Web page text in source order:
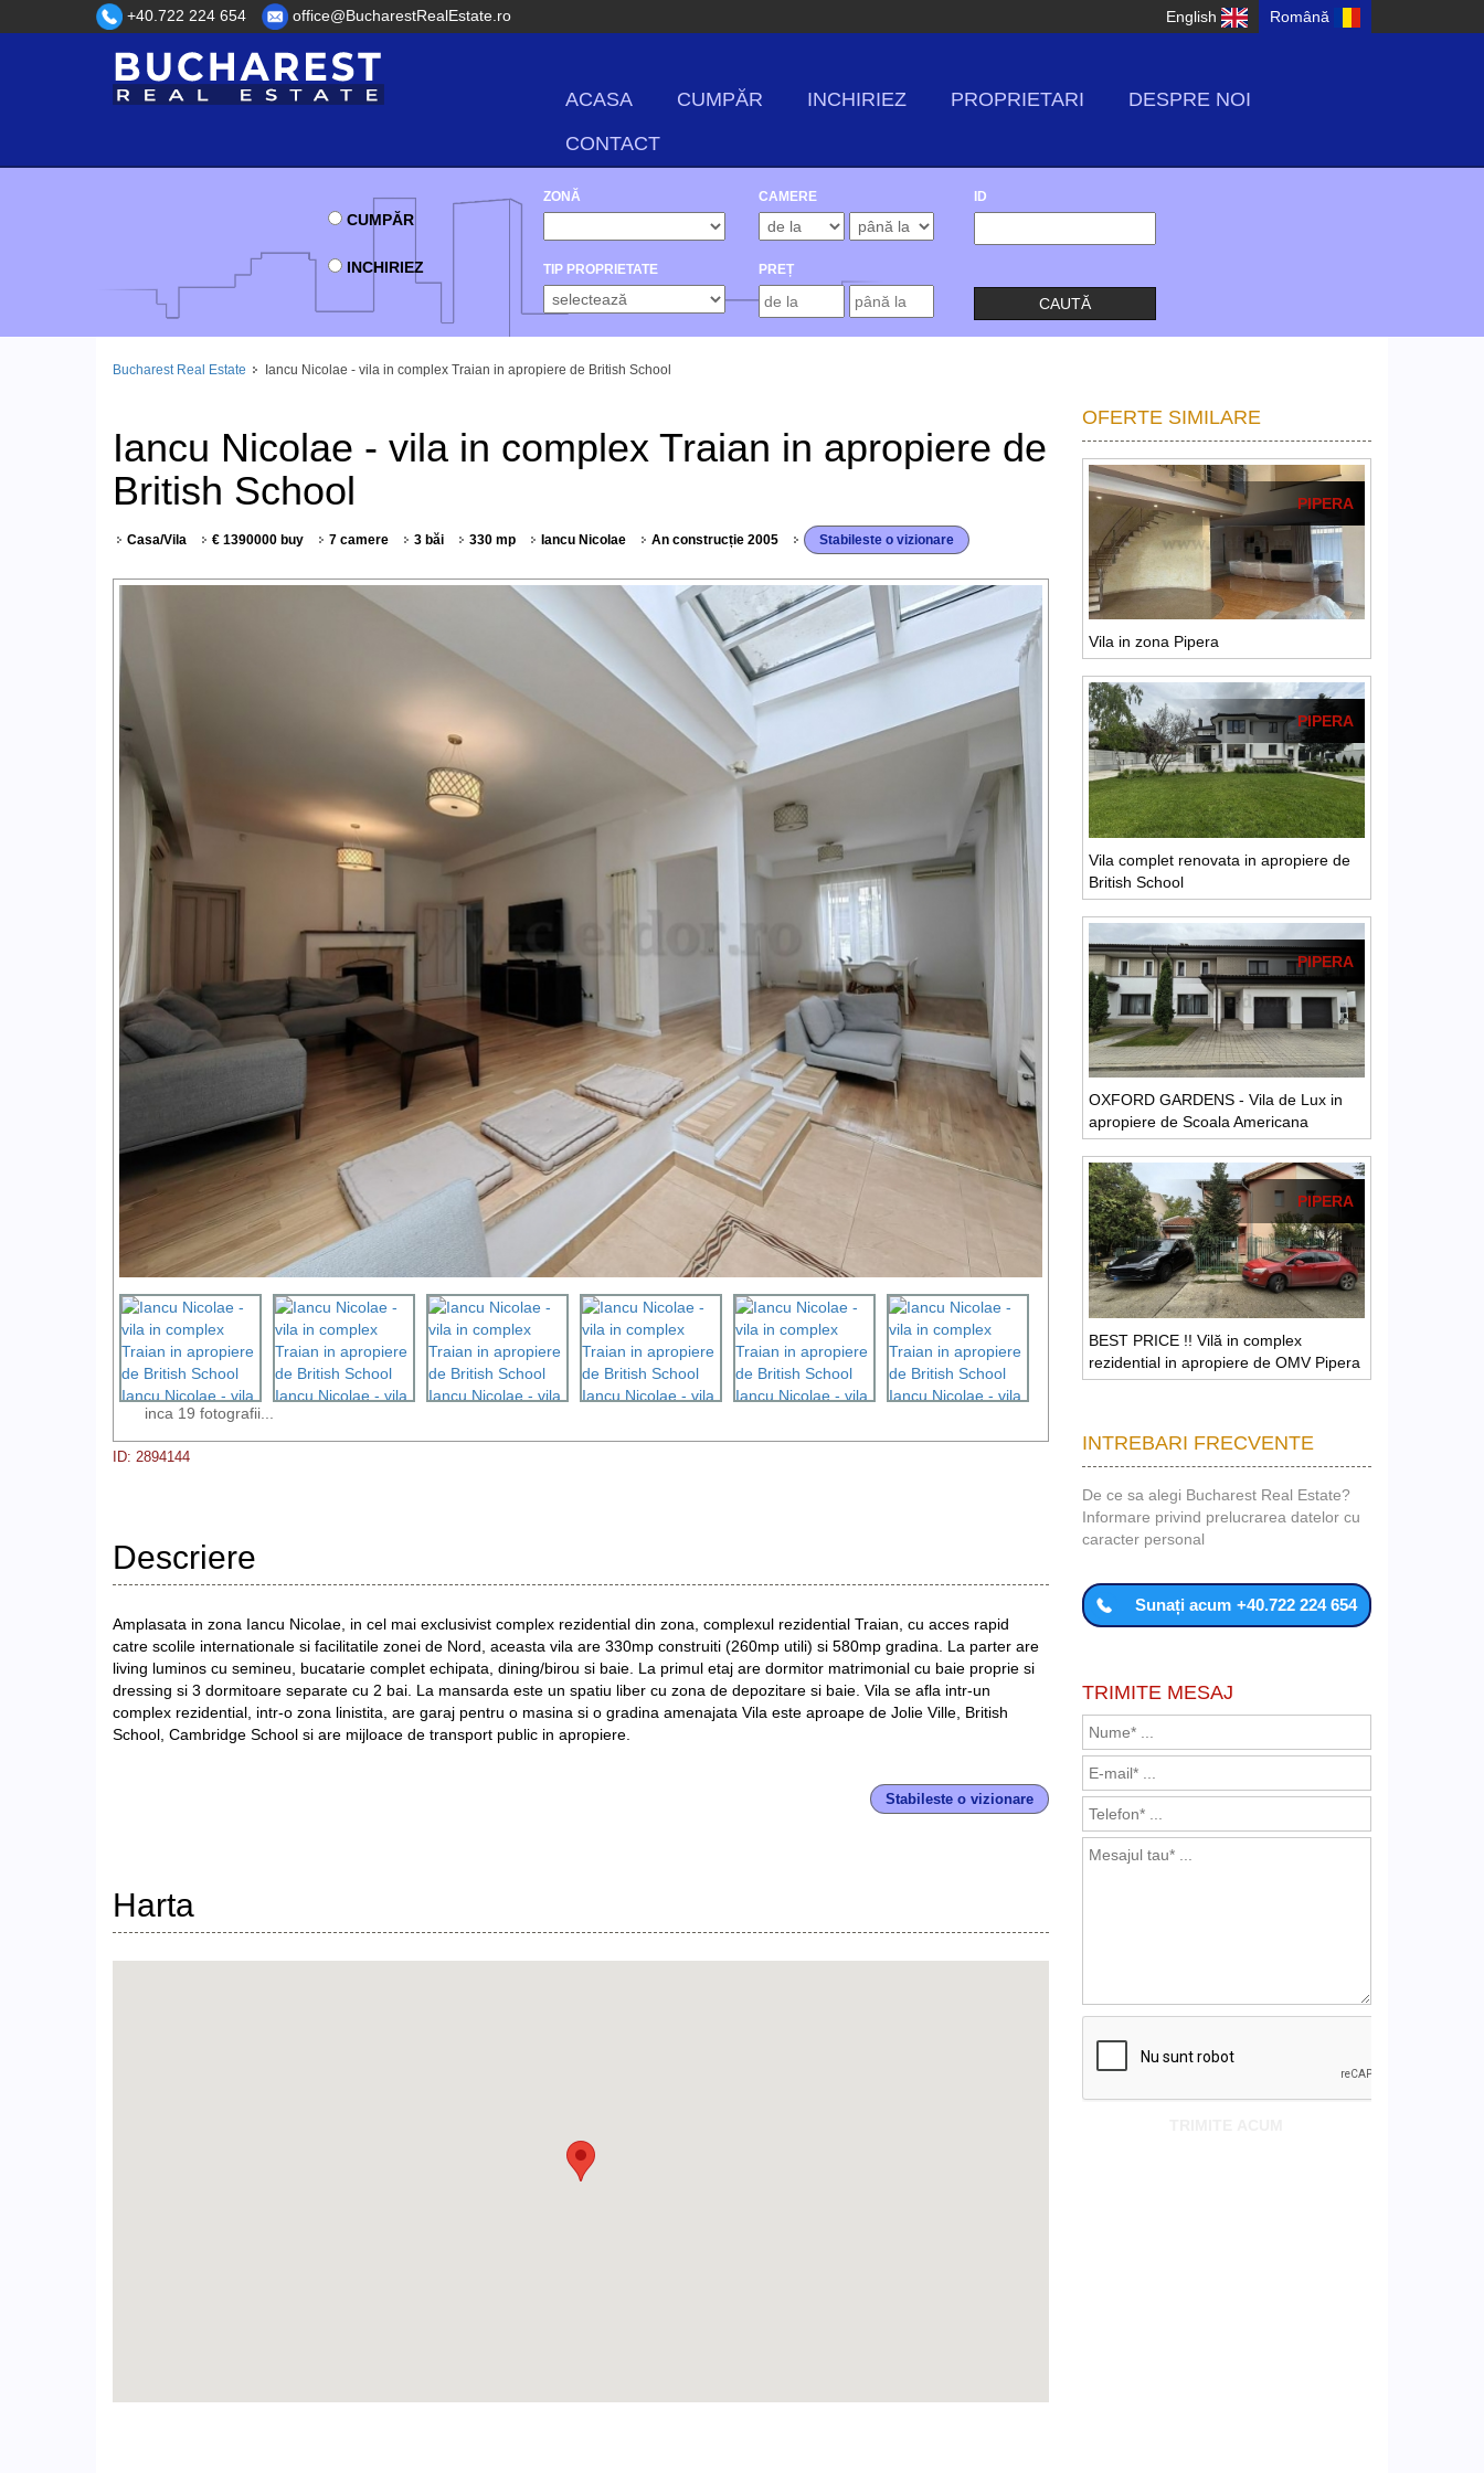
+40.722 224 654 office@BucharestRealEstate.ro Română
English
ACASA CUMPĂR INCHIRIEZ PROPRIETARI
DESPRE NOI
CONTACT
CUMPĂR
INCHIRIEZ
ZONĂ
TIP PROPRIETATE
CAMERE
PREȚ
ID
Bucharest Real Estate Iancu Nicolae - vila in complex Traian in apropiere de British School
Iancu Nicolae - vila in complex Traian in apropiere de
British School
Casa/Vila € 1390000 buy 7 camere 3 băi 330 mp Iancu Nicolae An construcție 2005 Stabileste o vizionare
inca 19 fotografii...
ID: 2894144
Descriere
Amplasata in zona Iancu Nicolae, in cel mai exclusivist complex rezidential din zona, complexul rezidential Traian, cu acces rapid
catre scolile internationale si facilitatile zonei de Nord, aceasta vila are 330mp construiti (260mp utili) si 580mp gradina. La parter are
living luminos cu semineu, bucatarie complet echipata, dining/birou si baie. La primul etaj are dormitor matrimonial cu baie proprie si
dressing si 3 dormitoare separate cu 2 bai. La mansarda este un spatiu liber cu zona de depozitare si baie. Vila se afla intr-un
complex rezidential, intr-o zona linistita, are garaj pentru o masina si o gradina amenajata Vila este aproape de Jolie Ville, British
School, Cambridge School si are mijloace de transport public in apropiere.
Stabileste o vizionare
Harta
OFERTE SIMILARE
PIPERA
Vila in zona Pipera
PIPERA
Vila complet renovata in apropiere de
British School
PIPERA
OXFORD GARDENS - Vila de Lux in
apropiere de Scoala Americana
PIPERA
BEST PRICE !! Vilă in complex
rezidential in apropiere de OMV Pipera
INTREBARI FRECVENTE
De ce sa alegi Bucharest Real Estate?
Informare privind prelucrarea datelor cu
caracter personal
Sunați acum +40.722 224 654
TRIMITE MESAJ